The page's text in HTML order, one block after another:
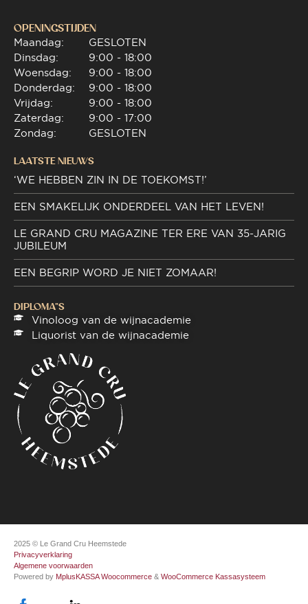
OPENINGSTIJDEN
Maandag:
Dinsdag:
Woensdag:
Donderdag:
Vrijdag:
Zaterdag:
Zondag:
GESLOTEN
9:00 - 18:00
9:00 - 18:00
9:00 - 18:00
9:00 - 18:00
9:00 - 17:00
GESLOTEN
LAATSTE NIEUWS
‘WE HEBBEN ZIN IN DE TOEKOMST!’
EEN SMAKELIJK ONDERDEEL VAN HET LEVEN!
LE GRAND CRU MAGAZINE TER ERE VAN 35-JARIG
JUBILEUM
EEN BEGRIP WORD JE NIET ZOMAAR!
DIPLOMA"S
Vinoloog van de wijnacademie
Liquorist van de wijnacademie
2025 © Le Grand Cru Heemstede
Privacyverklaring
Algemene voorwaarden
Powered by MplusKASSA Woocommerce & WooCommerce Kassasysteem